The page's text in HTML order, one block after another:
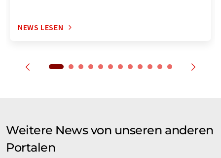
NEWS LESEN
Weitere News von unseren anderen
Portalen